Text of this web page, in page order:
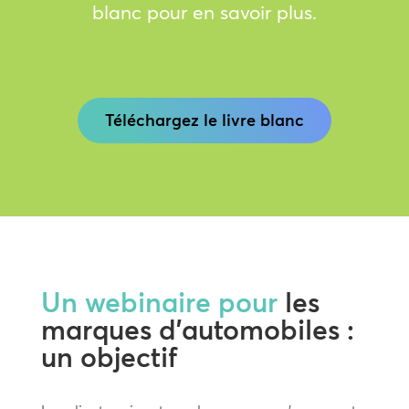
blanc pour en savoir plus.
Téléchargez le livre blanc
Un webinaire pourles
marques d’automobiles :
un objectif